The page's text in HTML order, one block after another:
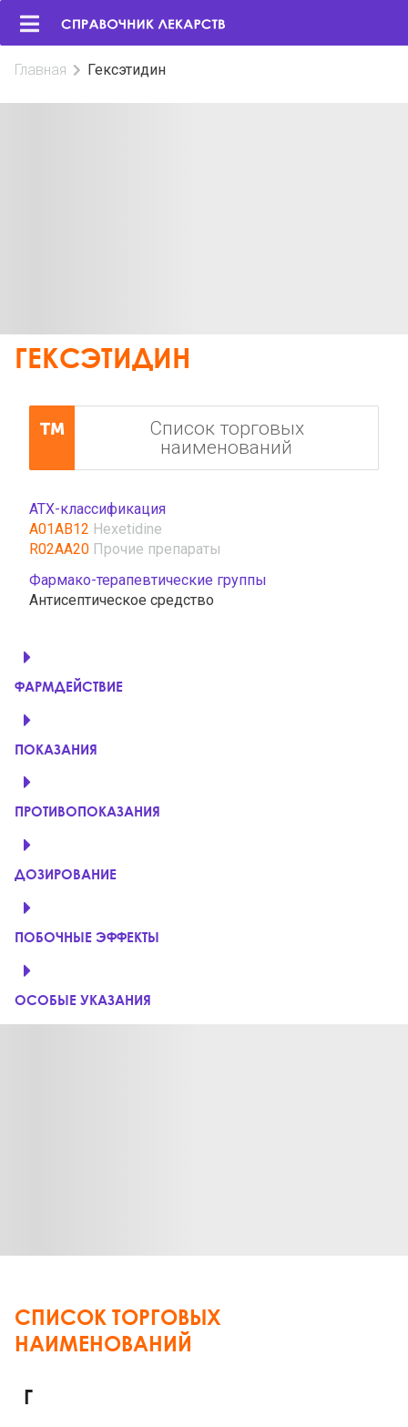
Главная Гексэтидин
ГЕКСЭТИДИН
Список торговых
наименований
АТХ-классификация
A01AB12 Hexetidine
R02AA20 Прочие препараты
Фармако-терапевтические группы
Антисептическое средство
ФАРМДЕЙСТВИЕ
ПОКАЗАНИЯ
ПРОТИВОПОКАЗАНИЯ
ДОЗИРОВАНИЕ
ПОБОЧНЫЕ ЭФФЕКТЫ
ОСОБЫЕ УКАЗАНИЯ
СПИСОК ТОРГОВЫХ
НАИМЕНОВАНИЙ
Г